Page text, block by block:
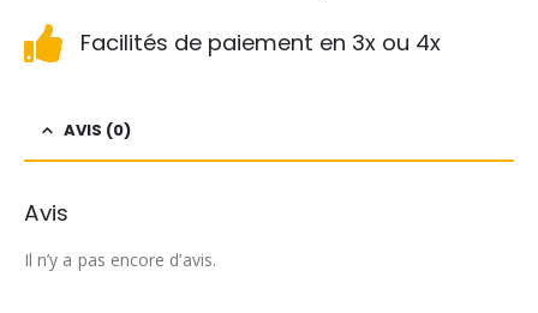
Facilités de paiement en 3x ou 4x
AVIS (0)
Avis
Il n’y a pas encore d’avis.